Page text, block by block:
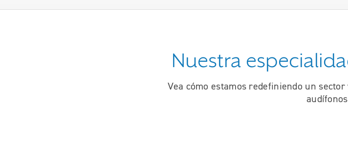
Nuestra
Vea cómo estamos redefiniendo un